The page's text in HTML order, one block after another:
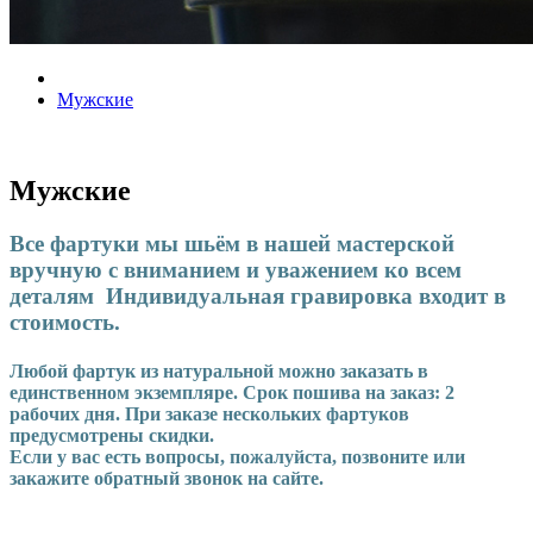
Мужские
Мужские
Все фартуки мы шьём в нашей мастерской
вручную с вниманием и уважением ко всем
деталям Индивидуальная гравировка входит в
стоимость.
Любой фартук из натуральной можно заказать в
единственном экземпляре. Срок пошива на заказ: 2
рабочих дня. При заказе нескольких фартуков
предусмотрены скидки.
Если у вас есть вопросы, пожалуйста, позвоните или
закажите обратный звонок на сайте.